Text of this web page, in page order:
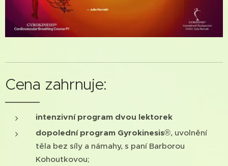
Cena zahrnuje:
intenzivní program dvou lektorek
dopolední program Gyrokinesis®, uvolnění
těla bez síly a námahy, s paní Barborou
Kohoutkovou;